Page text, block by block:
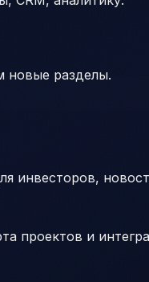
новые разделы.
инвесторов,
проектов и